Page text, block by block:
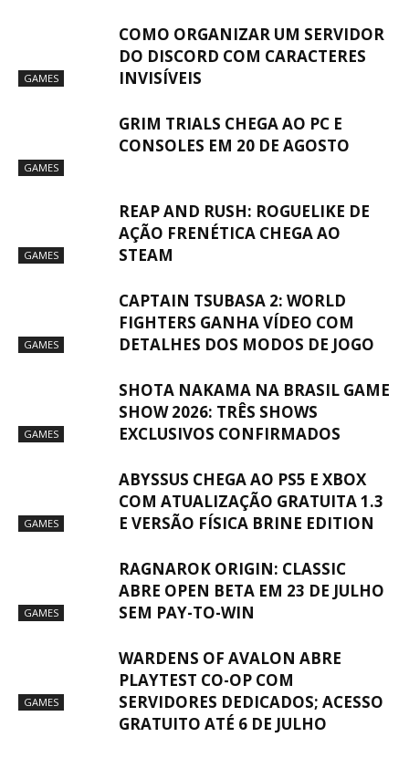
GAMES
COMO ORGANIZAR UM SERVIDOR
DO DISCORD COM CARACTERES
INVISÍVEIS
GAMES
GRIM TRIALS CHEGA AO PC E
CONSOLES EM 20 DE AGOSTO
GAMES
REAP AND RUSH: ROGUELIKE DE
AÇÃO FRENÉTICA CHEGA AO
STEAM
GAMES
CAPTAIN TSUBASA 2: WORLD
FIGHTERS GANHA VÍDEO COM
DETALHES DOS MODOS DE JOGO
GAMES
SHOTA NAKAMA NA BRASIL GAME
SHOW 2026: TRÊS SHOWS
EXCLUSIVOS CONFIRMADOS
GAMES
ABYSSUS CHEGA AO PS5 E XBOX
COM ATUALIZAÇÃO GRATUITA 1.3
E VERSÃO FÍSICA BRINE EDITION
GAMES
RAGNAROK ORIGIN: CLASSIC
ABRE OPEN BETA EM 23 DE JULHO
SEM PAY-TO-WIN
GAMES
WARDENS OF AVALON ABRE
PLAYTEST CO-OP COM
SERVIDORES DEDICADOS; ACESSO
GRATUITO ATÉ 6 DE JULHO